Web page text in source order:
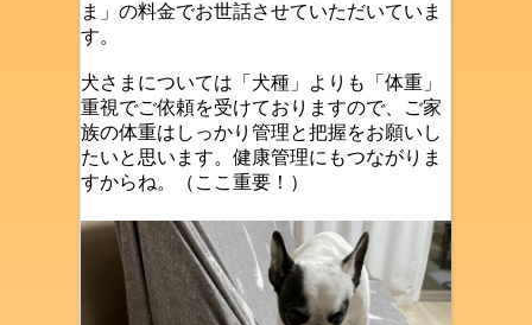
ま」の料金でお世話させていただいていま
す。
犬さまについては「犬種」よりも「体重」
重視でご依頼を受けておりますので、ご家
族の体重はしっかり管理と把握をお願いし
たいと思います。健康管理にもつながりま
すからね。（ここ重要！）